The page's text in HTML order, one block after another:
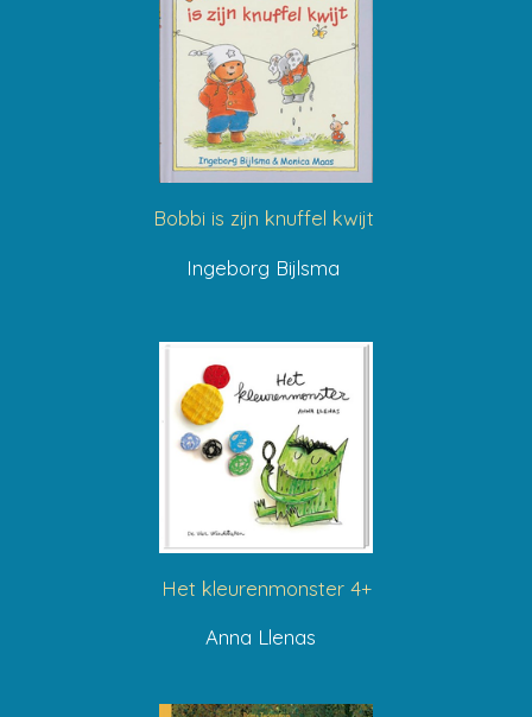
Bobbi is zijn knuffel kwijt
Ingeborg Bijlsma
Het kleurenmonster 4+
Anna Llenas